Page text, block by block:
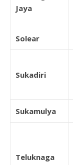
Jaya
Solear
Sukadiri
Sukamulya
Teluknaga